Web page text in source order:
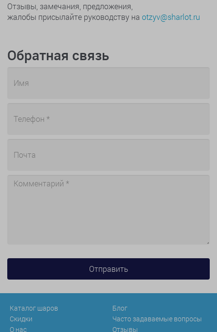
Отзывы, замечания, предложения,
жалобы присылайте руководству на otzyv@sharlot.ru
Обратная связь
Каталог шаров
Скидки
О нас
Блог
Часто задаваемые вопросы
Отзывы